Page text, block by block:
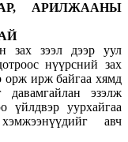
АРИЛЖААНЫ
зах зээл дээр уул
нүүрсний зах
ирж байгаа хямд
эзэлж
үйлдвэр уурхайгаа
авч